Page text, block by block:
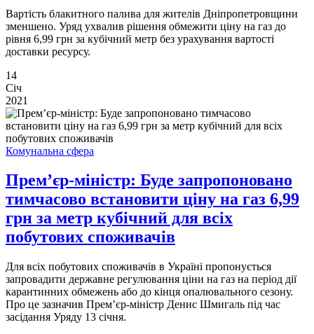
Вартість блакитного палива для жителів Дніпропетровщини
зменшено. Уряд ухвалив рішення обмежити ціну на газ до
рівня 6,99 грн за кубічний метр без урахування вартості
доставки ресурсу.
14
Січ
2021
Комунальна сфера
Прем’єр-міністр: Буде запропоновано
тимчасово встановити ціну на газ 6,99
грн за метр кубічний для всіх
побутових споживачів
Для всіх побутових споживачів в Україні пропонується
запровадити державне регулювання ціни на газ на період дії
карантинних обмежень або до кінця опалювального сезону.
Про це зазначив Прем’єр-міністр Денис Шмигаль під час
засідання Уряду 13 січня.